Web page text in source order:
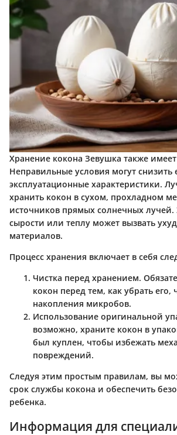
Хранение кокона Зевушка также
Неправильные условия могут снизить
эксплуатационные характеристики.
хранить кокон в сухом, прохладном
источников прямых солнечных лучей.
сырости или теплу может вызвать
материалов.
Процесс хранения включает в себя
Чистка перед хранением.
кокон перед тем, как убрать его,
накопления микробов.
Использование оригинальной
возможно, храните кокон в
был куплен, чтобы избежать
повреждений.
Следуя этим простым правилам, вы
срок службы кокона и обеспечить
ребенка.
Информация для